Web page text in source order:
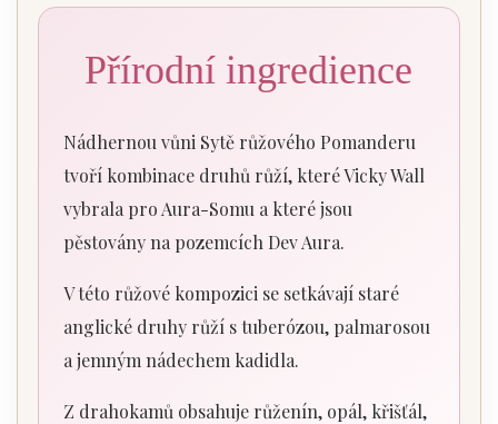
Přírodní ingredience
Nádhernou vůni Sytě růžového Pomanderu
tvoří kombinace druhů růží, které Vicky Wall
vybrala pro Aura-Somu a které jsou
pěstovány na pozemcích Dev Aura.
V této růžové kompozici se setkávají staré
anglické druhy růží s tuberózou, palmarosou
a jemným nádechem kadidla.
Z drahokamů obsahuje růženín, opál, křišťál,